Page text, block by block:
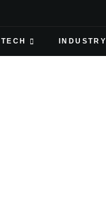
TECH INDUSTRY